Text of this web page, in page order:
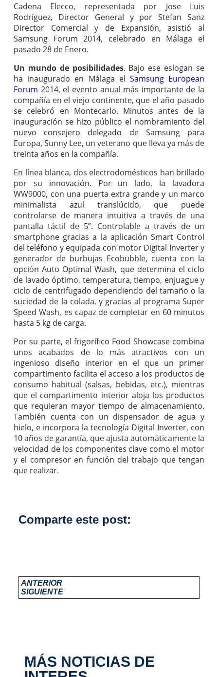
Cadena Elecco, representada por Jose Luis
Rodríguez, Director General y por Stefan Sanz
Director Comercial y de Expansión, asistió al
Samsung Forum 2014, celebrado en Málaga el
pasado 28 de Enero.
Un mundo de posibilidades. Bajo ese eslogan se
ha inaugurado en Málaga el Samsung European
Forum 2014, el evento anual más importante de la
compañía en el viejo continente, que el año pasado
se celebró en Montecarlo. Minutos antes de la
inauguración se hizo público el nombramiento del
nuevo consejero delegado de Samsung para
Europa, Sunny Lee, un veterano que lleva ya más de
treinta años en la compañía.
En línea blanca, dos electrodomésticos han brillado
por su innovación. Por un lado, la lavadora
WW9000, con una puerta extra grande y un marco
minimalista azul translúcido, que puede
controlarse de manera intuitiva a través de una
pantalla táctil de 5”. Controlable a través de un
smartphone gracias a la aplicación Smart Control
del teléfono y equipada con motor Digital Inverter y
generador de burbujas Ecobubble, cuenta con la
opción Auto Optimal Wash, que determina el ciclo
de lavado óptimo, temperatura, tiempo, enjuague y
ciclo de centrifugado dependiendo del tamaño o la
suciedad de la colada, y gracias al programa Super
Speed Wash, es capaz de completar en 60 minutos
hasta 5 kg de carga.
Por su parte, el frigorífico Food Showcase combina
unos acabados de lo más atractivos con un
ingenioso diseño interior en el que un primer
compartimento facilita el acceso a los productos de
consumo habitual (salsas, bebidas, etc.), mientras
que el compartimento interior aloja los productos
que requieran mayor tiempo de almacenamiento.
También cuenta con un dispensador de agua y
hielo, e incorpora la tecnología Digital Inverter, con
10 años de garantía, que ajusta automáticamente la
velocidad de los componentes clave como el motor
y el compresor en función del trabajo que tengan
que realizar.
Comparte este post:
ANTERIOR
SIGUIENTE
MÁS NOTICIAS DE